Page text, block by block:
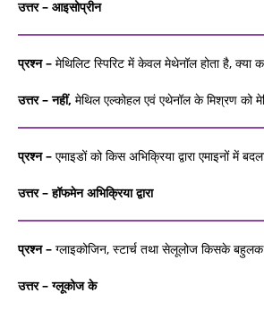
उत्तर – आइसोप्रीन
प्रश्न – मेथिलिट स्पिरिट में केवल मेथेनॉल होता है, क्‍या
उत्तर – नहीं, मेथिल एल्कोहल एवं एथेनॉल के मिश्रण को
प्रश्न – एमाइडों को किस अभिक्रिया द्वारा एमाइनों में
उत्तर – हॉफमेन अभिक्रिया द्वारा
प्रश्न – ग्‍लाइकोजिन, स्‍टार्च तथा सेलूलोज किसके
उत्तर – ग्‍लूकोज के